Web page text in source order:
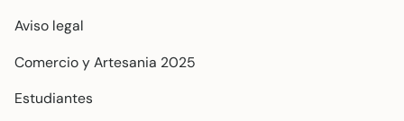
Aviso legal
Comercio y Artesania 2025
Estudiantes